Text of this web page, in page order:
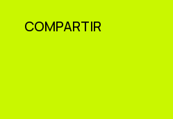
COMPARTIR